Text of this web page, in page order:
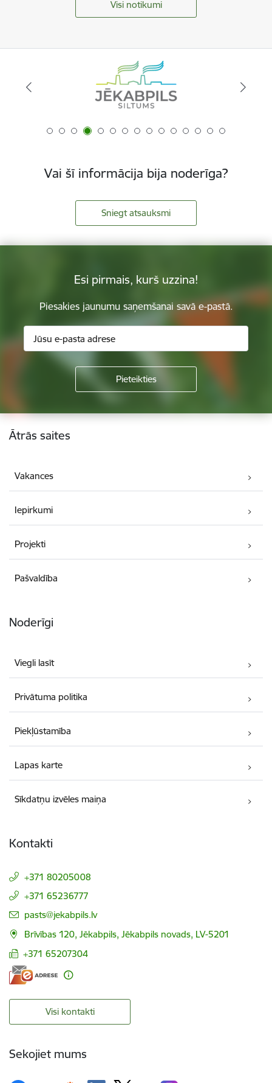
Visi notikumi
Vai šī informācija bija noderīga?
Sniegt atsauksmi
Esi pirmais, kurš uzzina!
Piesakies jaunumu saņemšanai savā e-pastā.
Kājene
Ātrās saites
Vakances
Iepirkumi
Projekti
Pašvaldība
Noderīgi
Viegli lasīt
Privātuma politika
Piekļūstamība
Lapas karte
Sīkdatņu izvēles maiņa
Kontakti
+371 80205008
+371 65236777
E-pasts:
pasts@jekabpils.lv
Brīvības 120, Jēkabpils, Jēkabpils novads, LV-5201
+371 65207304
Visi kontakti
Sekojiet mums